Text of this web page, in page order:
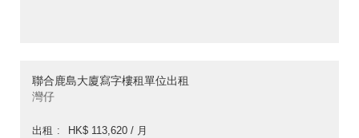
聯合鹿島大廈寫字樓租單位出租
灣仔
出租
HK$ 113,620 / 月